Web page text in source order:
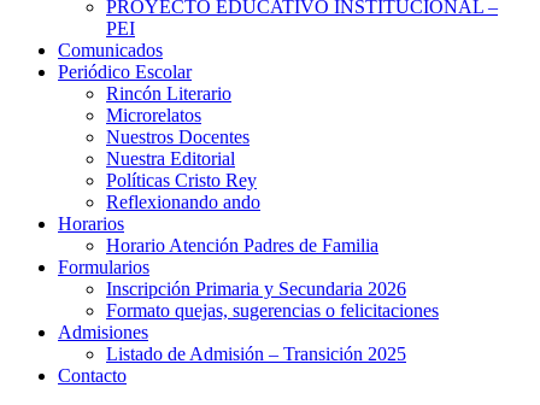
PROYECTO EDUCATIVO INSTITUCIONAL –
PEI
Comunicados
Periódico Escolar
Rincón Literario
Microrelatos
Nuestros Docentes
Nuestra Editorial
Políticas Cristo Rey
Reflexionando ando
Horarios
Horario Atención Padres de Familia
Formularios
Inscripción Primaria y Secundaria 2026
Formato quejas, sugerencias o felicitaciones
Admisiones
Listado de Admisión – Transición 2025
Contacto